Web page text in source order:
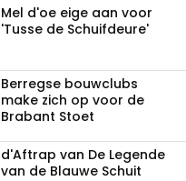
Mel d'oe eige aan voor
'Tusse de Schuifdeure'
Berregse bouwclubs
make zich op voor de
Brabant Stoet
d'Aftrap van De Legende
van de Blauwe Schuit